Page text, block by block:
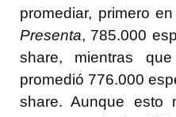
promediar, primero
Presenta, 785.000
share, mientras
promedió 776.000
share. Aunque esto